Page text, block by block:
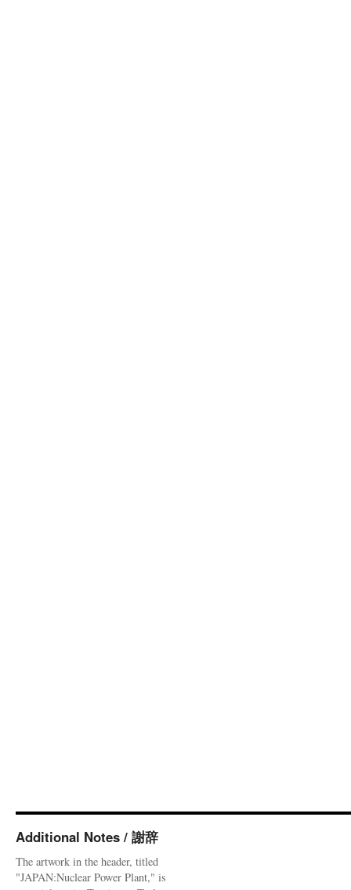
Additional Notes / 謝辞
The artwork in the header, titled
"JAPAN:Nuclear Power Plant," is